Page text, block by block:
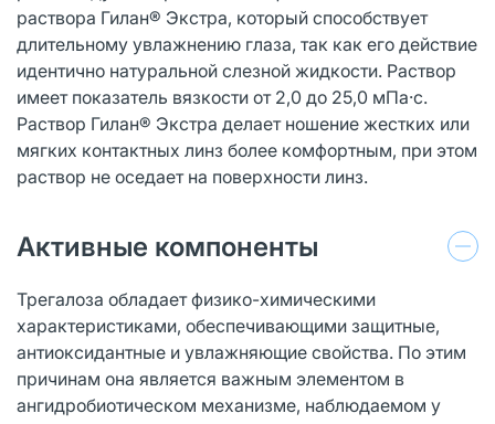
раствора Гилан® Экстра, который способствует
длительному увлажнению глаза, так как его действие
идентично натуральной слезной жидкости. Раствор
имеет показатель вязкости от 2,0 до 25,0 мПа·с.
Раствор Гилан® Экстра делает ношение жестких или
мягких контактных линз более комфортным, при этом
раствор не оседает на поверхности линз.
Активные компоненты
Трегалоза обладает физико-химическими
характеристиками, обеспечивающими защитные,
антиоксидантные и увлажняющие свойства. По этим
причинам она является важным элементом в
ангидробиотическом механизме, наблюдаемом у